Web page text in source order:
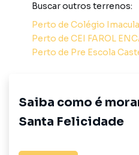
Quintal Privativo: Amplo
residência, desenhado com
espaço gourmet para criar um
entretenimento e bem-estar
idades:
Coberta, ideal para uso em
Buscar outros terrenos:
Perto de Colégio
Perto de CEI FAROL
Perto de Pre Escola
Saiba como é
Santa Felicidade